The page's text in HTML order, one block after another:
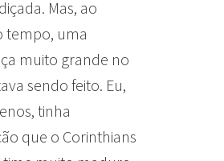
Mas, ao
tempo, uma
muito grande no
sendo feito. Eu,
tinha
que o Corinthians